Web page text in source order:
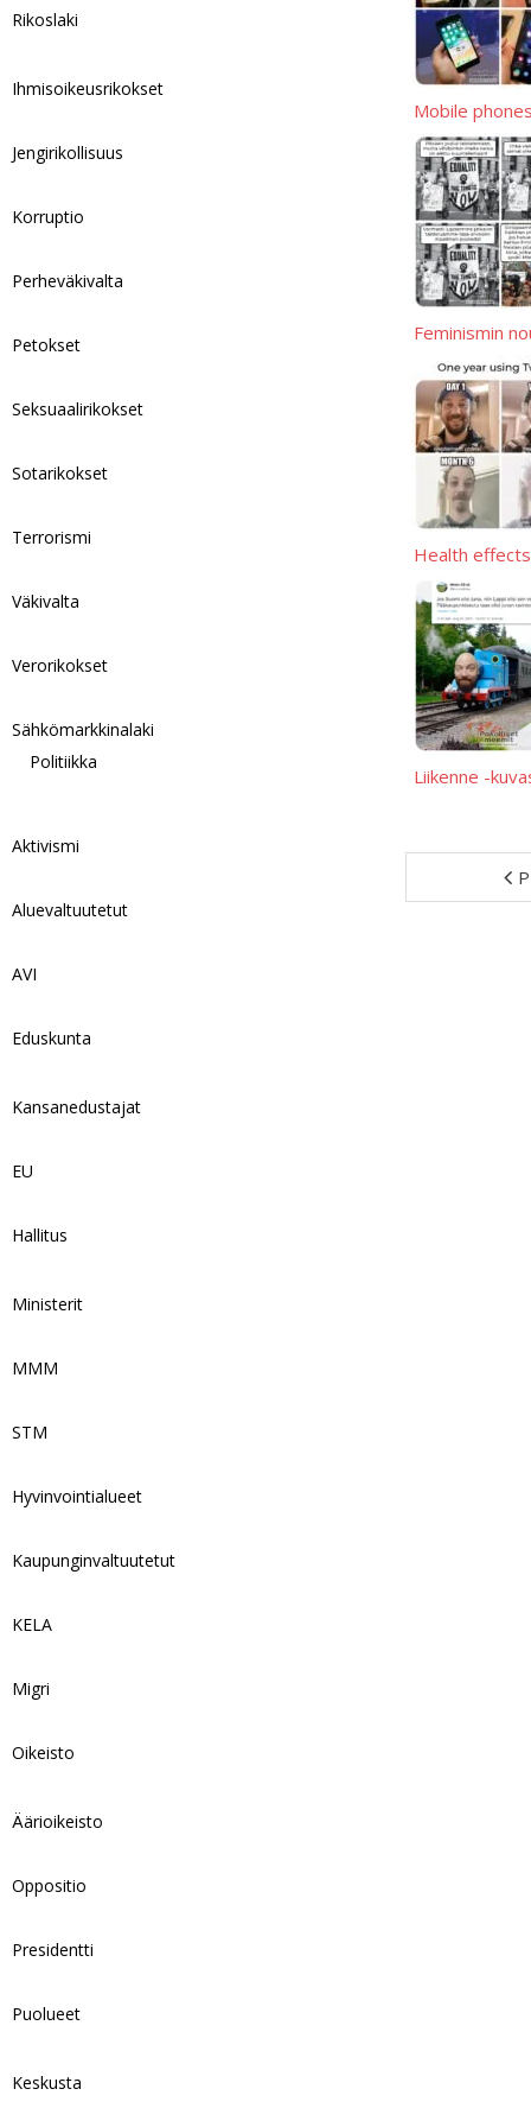
Mobile
Feminismin
Health
Liikenne -
Rikoslaki
Ihmisoikeusrikokset
Jengirikollisuus
Korruptio
Perheväkivalta
Petokset
Seksuaalirikokset
Sotarikokset
Terrorismi
Väkivalta
Verorikokset
Sähkömarkkinalaki
Politiikka
Aktivismi
Aluevaltuutetut
AVI
Eduskunta
Kansanedustajat
EU
Hallitus
Ministerit
MMM
STM
Hyvinvointialueet
Kaupunginvaltuutetut
KELA
Migri
Oikeisto
Äärioikeisto
Oppositio
Presidentti
Puolueet
Keskusta